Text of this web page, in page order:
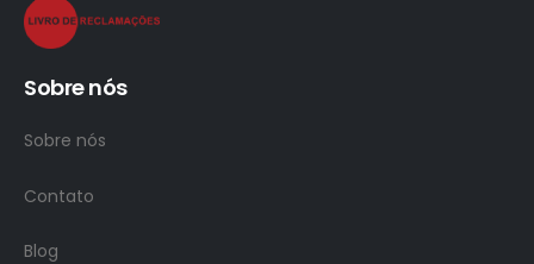
Sobre nós
Sobre nós
Contato
Blog